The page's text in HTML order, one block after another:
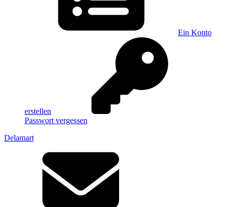
Ein Konto
erstellen
Passwort vergessen
Delamart